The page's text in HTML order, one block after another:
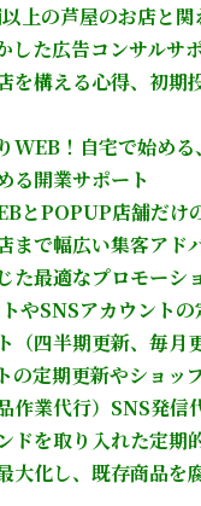
上の芦屋のお店と
した広告コンサルサ
を構える心得、初期
WEB！自宅で始め
る開業サポート
とPOPUP店舗だけ
まで幅広い集客アド
た最適なプロモーシ
やSNSアカウント
（四半期更新、毎月
の定期更新やショッ
作業代行）SNS発信
ドを取り入れた定期
大化し、既存商品を